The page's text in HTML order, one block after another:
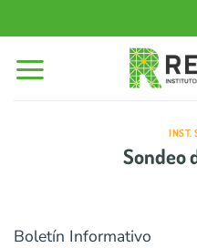
al
contenido
INST.
Sondeo
Boletín Informativo